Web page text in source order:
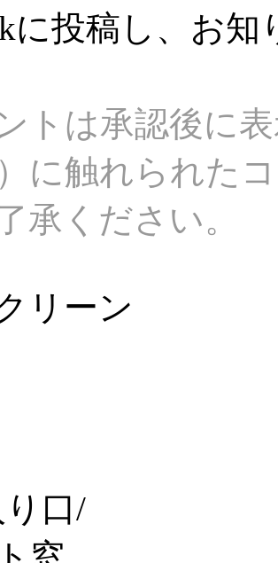
に投稿し、お
トは承認後に
に触れられた
承ください。
リーン